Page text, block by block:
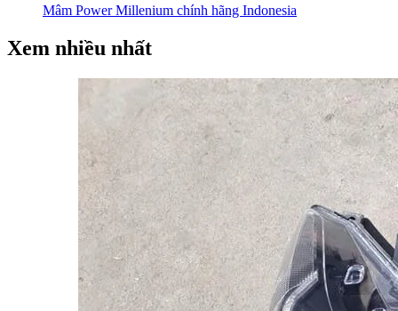
Mâm Power Millenium chính hãng Indonesia
Xem nhiều nhất